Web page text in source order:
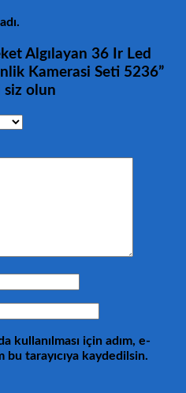
Algılayan 36 Ir Led
Kamerasi Seti 5236”
siz olun
kullanılması için adım, e-
tarayıcıya kaydedilsin.